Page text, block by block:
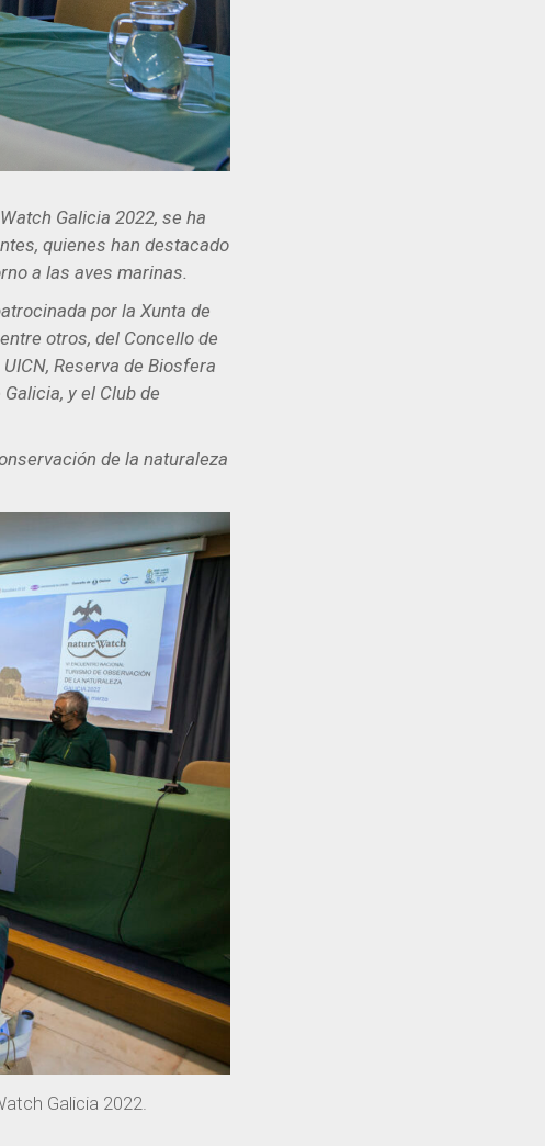
Galicia 2022, se ha
quienes han destacado
a las aves marinas.
por la Xunta de
otros, del Concello de
Reserva de Biosfera
y el Club de
de la naturaleza
Galicia 2022.